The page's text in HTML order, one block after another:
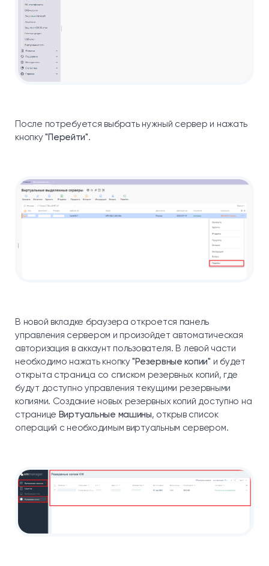
После потребуется выбрать нужный сервер и нажать
кнопку"Перейти".
В новой вкладке браузера откроется панель
управления сервером и произойдет автоматическая
авторизация в аккаунт пользователя. В левой части
необходимо нажать кнопку"Резервные копии" и будет
открыта страница со списком резервных копий, где
будут доступно управления текущими резервными
копиями. Создание новых резервных копий доступно на
странице Виртуальные машины, открыв список
операций с необходимым виртуальным сервером.